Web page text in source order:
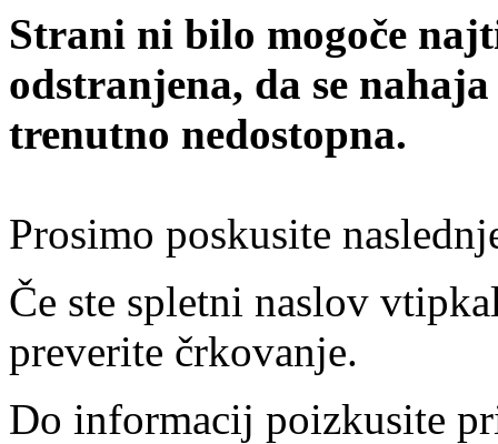
Strani ni bilo mogoče
odstranjena, da se
trenutno nedostopna.
Prosimo poskusite
Če ste spletni naslov
preverite črkovanje.
Do informacij poizkusite